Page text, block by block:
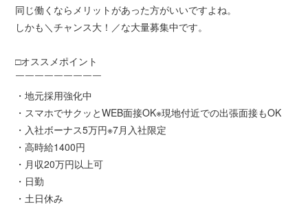
同じ働くならメリットがあった方がいいですよね。
しかも＼チャンス大！／な大量募集中です。
□オススメポイント
￣￣￣￣￣￣￣￣￣
・地元採用強化中
・スマホでサクッとWEB面接OK※現地付近での出張面接もOK
・入社ボーナス5万円※7月入社限定
・高時給1400円
・月収20万円以上可
・日勤
・土日休み